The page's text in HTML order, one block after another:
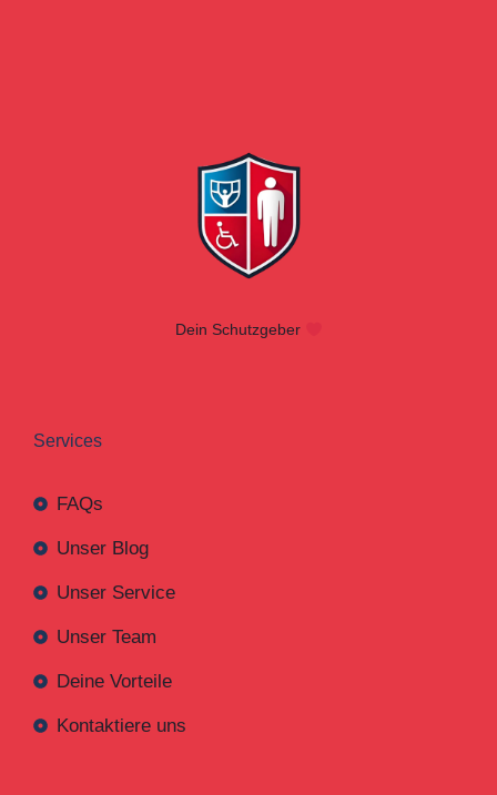
Dein Schutzgeber
Services
FAQs
Unser Blog
Unser Service
Unser Team
Deine Vorteile
Kontaktiere uns